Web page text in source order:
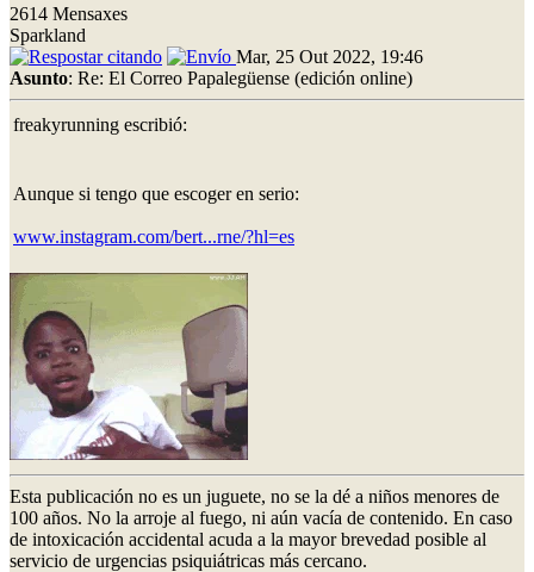
2614 Mensaxes
Sparkland
Mar, 25 Out 2022, 19:46
Asunto: Re: El Correo Papalegüense (edición online)
freakyrunning escribió:
Aunque si tengo que escoger en serio:
www.instagram.com/bert...rne/?hl=es
Esta publicación no es un juguete, no se la dé a niños menores de
100 años. No la arroje al fuego, ni aún vacía de contenido. En caso
de intoxicación accidental acuda a la mayor brevedad posible al
servicio de urgencias psiquiátricas más cercano.